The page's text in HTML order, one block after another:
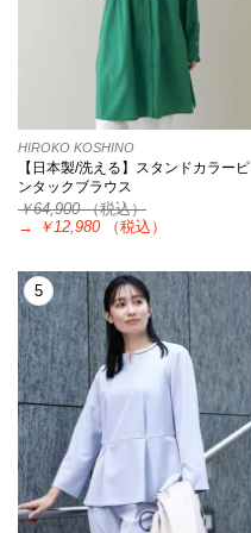
HIROKO KOSHINO
【日本製/洗える】スタンドカラーピ
ンタックブラウス
￥64,900（税込）
→
￥12,980 （税込）
5